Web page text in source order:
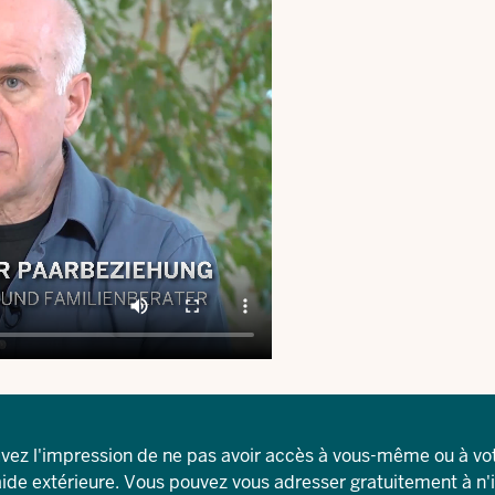
l'impression de ne pas avoir accès à vous-même ou à
extérieure. Vous pouvez vous adresser gratuitement à